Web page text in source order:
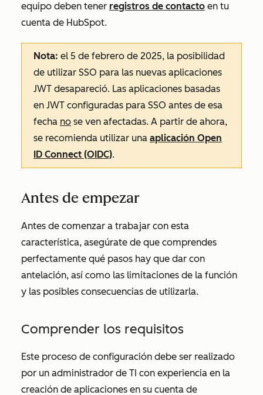
equipo deben tener registros de contacto en tu
cuenta de HubSpot.
Nota: el 5 de febrero de 2025, la posibilidad
de utilizar SSO para las nuevas aplicaciones
JWT desapareció. Las aplicaciones basadas
en JWT configuradas para SSO antes de esa
fecha no se ven afectadas. A partir de ahora,
se recomienda utilizar una aplicación Open
ID Connect (OIDC).
Antes de empezar
Antes de comenzar a trabajar con esta
característica, asegúrate de que comprendes
perfectamente qué pasos hay que dar con
antelación, así como las limitaciones de la función
y las posibles consecuencias de utilizarla.
Comprender los requisitos
Este proceso de configuración debe ser realizado
por un administrador de TI con experiencia en la
creación de aplicaciones en su cuenta de